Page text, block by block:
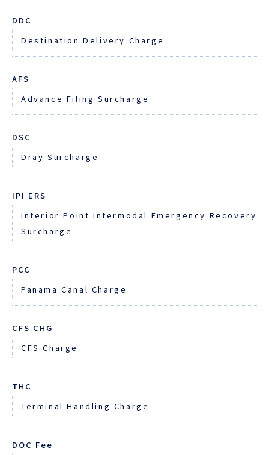
DDC
Destination Delivery Charge
AFS
Advance Filing Surcharge
DSC
Dray Surcharge
IPI ERS
Interior Point Intermodal Emergency Recovery
Surcharge
PCC
Panama Canal Charge
CFS CHG
CFS Charge
THC
Terminal Handling Charge
DOC Fee